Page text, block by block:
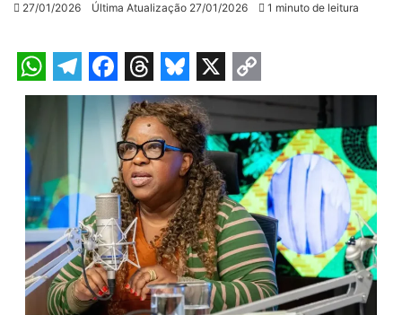
27/01/2026 Última Atualização 27/01/2026 1 minuto de leitura
W
a
t
s
A
p
p
T
e
e
g
r
a
m
F
a
b
o
o
k
T
h
r
e
a
d
s
B
l
u
e
s
k
y
X C
o
p
y
L
i
n
k